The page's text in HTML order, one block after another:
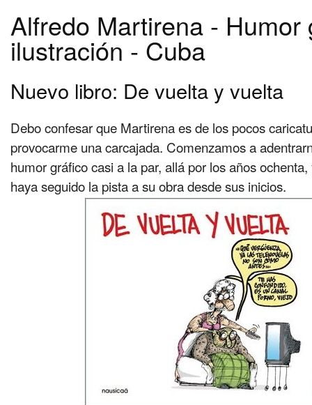
Alfredo Martirena - Humor
ilustración - Cuba
Nuevo libro: De vuelta y vuelta
Debo confesar que Martirena es de los pocos
provocarme una carcajada. Comenzamos a
humor gráfico casi a la par, allá por los años
haya seguido la pista a su obra desde sus inicios.